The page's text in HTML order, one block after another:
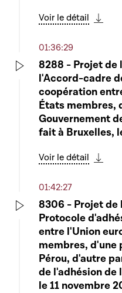
Voir le détail
01:36:29
8288 - Projet de
l'Accord-cadre
coopération
États membres,
Gouvernement
fait à Bruxelles,
Voir le détail
01:42:27
8306 - Projet de
Protocole
entre l'Union
membres, d'une
Pérou, d'autre
de l'adhésion de
le 11 novembre